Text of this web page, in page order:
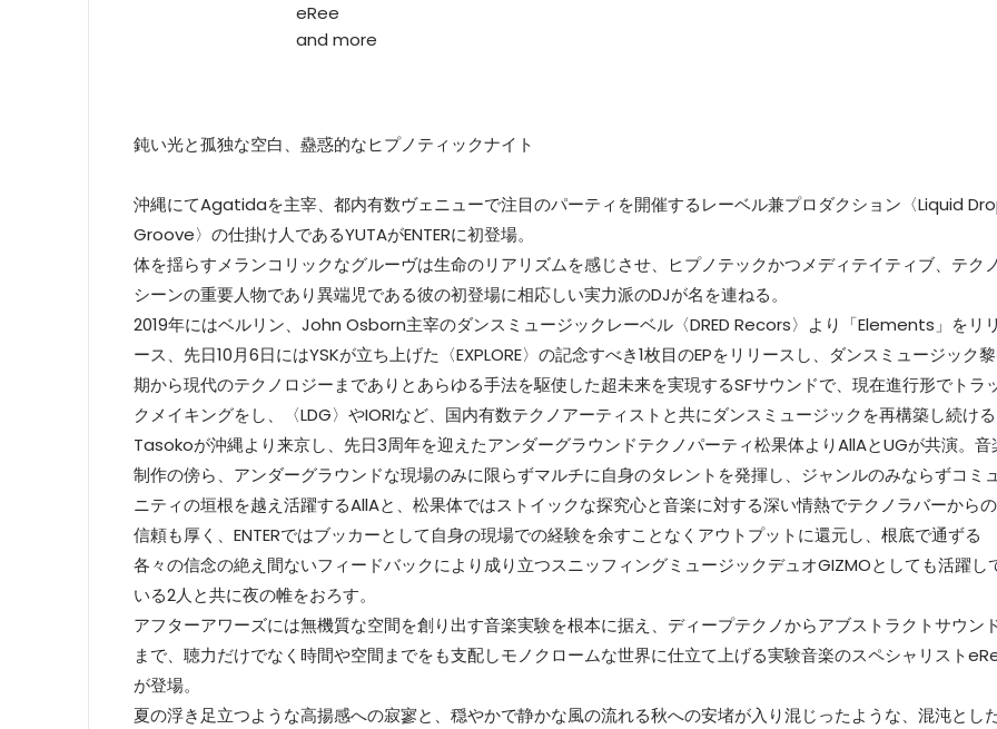
eRee
and more
鈍い光と孤独な空白、蠱惑的なヒプノティックナイト
沖縄にてAgatidaを主宰、都内有数ヴェニューで注目のパーティを開催するレーベル兼プロダクション〈Liquid
Groove〉の仕掛け人であるYUTAがENTERに初登場。
体を揺らすメランコリックなグルーヴは生命のリアリズムを感じさせ、ヒプノテックかつメディテイティブ、テクノ
シーンの重要人物であり異端児である彼の初登場に相応しい実力派のDJが名を連ねる。
2019年にはベルリン、John Osborn主宰のダンスミュージックレーベル〈DRED Recors〉より「Elements」をリリ
ース、先日10月6日にはYSKが立ち上げた〈EXPLORE〉の記念すべき1枚目のEPをリリースし、ダンスミュージック
期から現代のテクノロジーまでありとあらゆる手法を駆使した超未来を実現するSFサウンドで、現在進行形でトラ
クメイキングをし、〈LDG〉やIORIなど、国内有数テクノアーティストと共にダンスミュージックを再構築し続ける
Tasokoが沖縄より来京し、先日3周年を迎えたアンダーグラウンドテクノパーティ松果体よりAllAとUGが共演。音
制作の傍ら、アンダーグラウンドな現場のみに限らずマルチに自身のタレントを発揮し、ジャンルのみならずコミ
ニティの垣根を越え活躍するAllAと、松果体ではストイックな探究心と音楽に対する深い情熱でテクノラバーからの
信頼も厚く、ENTERではブッカーとして自身の現場での経験を余すことなくアウトプットに還元し、根底で通ずる
各々の信念の絶え間ないフィードバックにより成り立つスニッフィングミュージックデュオGIZMOとしても活躍し
いる2人と共に夜の帷をおろす。
アフターアワーズには無機質な空間を創り出す音楽実験を根本に据え、ディープテクノからアブストラクトサウン
まで、聴力だけでなく時間や空間までをも支配しモノクロームな世界に仕立て上げる実験音楽のスペシャリスト
が登場。
夏の浮き足立つような高揚感への寂寥と、穏やかで静かな風の流れる秋への安堵が入り混じったような、混沌とし